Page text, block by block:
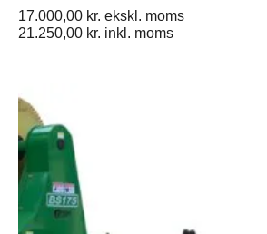
17.000,00 kr. ekskl. moms
21.250,00 kr. inkl. moms